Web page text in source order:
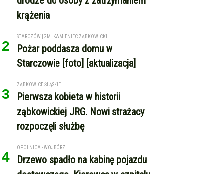
krążenia
2
STARCZÓW [GM. KAMIENIEC ZĄBKOWICKI]
Pożar poddasza domu w
Starczowie [foto] [aktualizacja]
3
ZĄBKOWICE ŚLĄSKIE
Pierwsza kobieta w historii
ząbkowickiej JRG. Nowi strażacy
rozpoczęli służbę
4
OPOLNICA - WOJBÓRZ
Drzewo spadło na kabinę pojazdu